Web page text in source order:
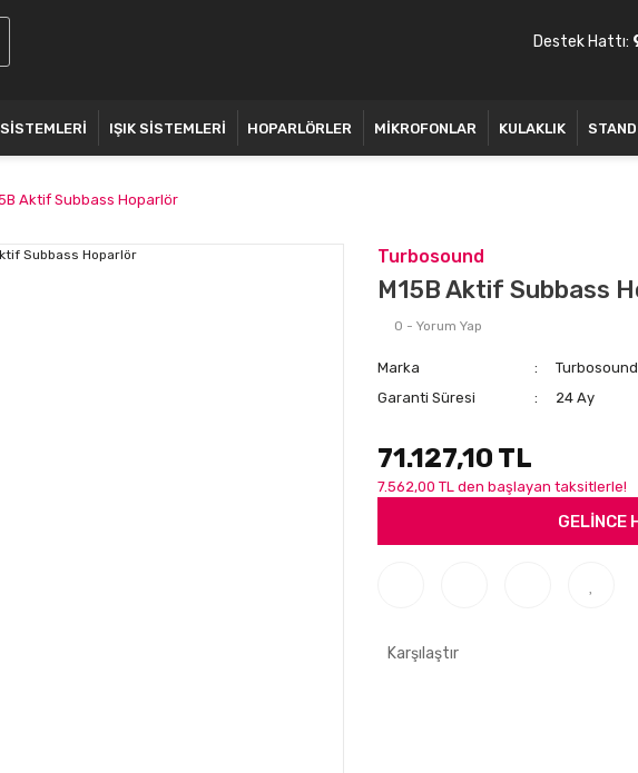
Destek Hattı:
IŞIK SİSTEMLERİ HOPARLÖRLER MİKROFONLAR KULAKLIK STAND
Aktif Subbass Hoparlör
Turbosound
M15B Aktif Subbass
0 - Yorum Yap
Marka
Turbosound
Garanti Süresi
24 Ay
71.127,10 TL
7.562,00 TL den başlayan taksitlerle!
GELİNCE
Karşılaştır